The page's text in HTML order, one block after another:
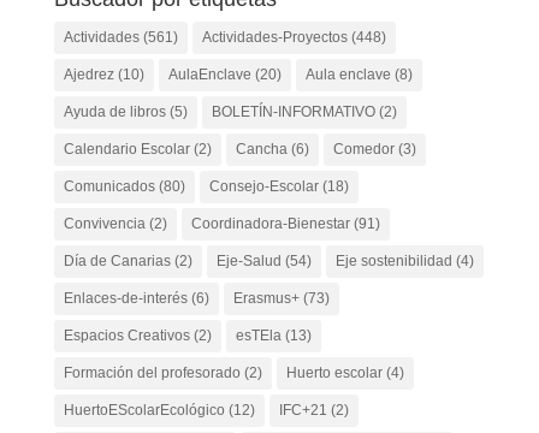
Actividades(561) Actividades-Proyectos(448)
Ajedrez(10) AulaEnclave (20) Aula enclave (8)
Ayuda de libros(5) BOLETÍN-INFORMATIVO(2)
Calendario Escolar(2) Cancha(6) Comedor(3)
Comunicados(80) Consejo-Escolar(18)
Convivencia(2) Coordinadora-Bienestar(91)
Día de Canarias(2) Eje-Salud (54) Eje sostenibilidad (4)
Enlaces-de-interés(6) Erasmus+(73)
Espacios Creativos(2) esTEla(13)
Formación del profesorado (2) Huerto escolar(4)
HuertoEScolarEcológico (12) IFC+21 (2)